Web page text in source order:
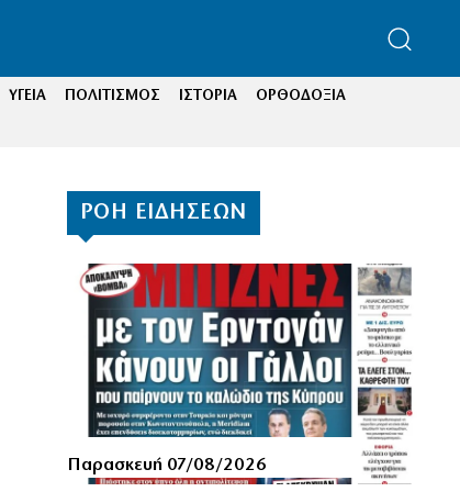
ΥΓΕΙΑ ΠΟΛΙΤΙΣΜΟΣ ΙΣΤΟΡΙΑ
ΟΡΘΟΔΟΞΙΑ
ΡΟΗ ΕΙΔΗΣΕΩΝ
Παρασκευή 07/08/2026